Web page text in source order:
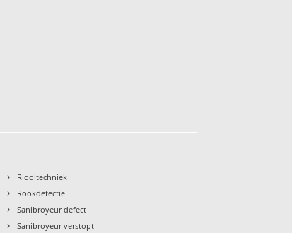
› Riooltechniek
› Rookdetectie
› Sanibroyeur defect
› Sanibroyeur verstopt